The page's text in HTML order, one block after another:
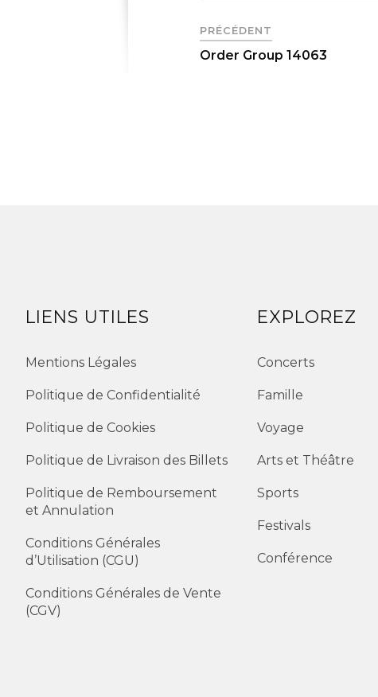
PRÉCÉDENT
Order Group 14063
LIENS UTILES
Mentions Légales
Politique de Confidentialité
Politique de Cookies
Politique de Livraison des Billets
Politique de Remboursement
et Annulation
Conditions Générales
d’Utilisation (CGU)
Conditions Générales de Vente
(CGV)
EXPLOREZ
Concerts
Famille
Voyage
Arts et Théâtre
Sports
Festivals
Conférence